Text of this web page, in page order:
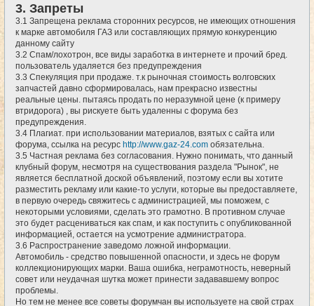
3. Запреты
3.1 Запрещена реклама сторонних ресурсов, не имеющих отношения
к марке автомобиля ГАЗ или составляющих прямую конкуренцию
данному сайту
3.2 Спам/лохотрон, все виды заработка в интернете и прочий бред.
пользователь удаляется без предупреждения
3.3 Спекуляция при продаже. т.к рыночная стоимость волговских
запчастей давно сформировалась, нам прекрасно известны
реальные цены. пытаясь продать по неразумной цене (к примеру
втридорога) , вы рискуете быть удаленны с форума без
предупреждения.
3.4 Плагиат. при использовании материалов, взятых с сайта или
форума, ссылка на ресурс http://www.gaz-24.com обязательна.
3.5 Частная реклама без согласования. Нужно понимать, что данный
клубный форум, несмотря на существования раздела "Рынок", не
является бесплатной доской объявлений, поэтому если вы хотите
разместить рекламу или какие-то услуги, которые вы предоставляете,
в первую очередь свяжитесь с администрацией, мы поможем, с
некоторыми условиями, сделать это грамотно. В противном случае
это будет расцениваться как спам, и как поступить с опубликованной
информацией, остается на усмотрение администратора.
3.6 Распространение заведомо ложной информации.
Автомобиль - средство повышенной опасности, и здесь не форум
коллекционирующих марки. Ваша ошибка, неграмотность, неверный
совет или неудачная шутка может принести задававшему вопрос
проблемы.
Но тем не менее все советы форумчан вы используете на свой страх